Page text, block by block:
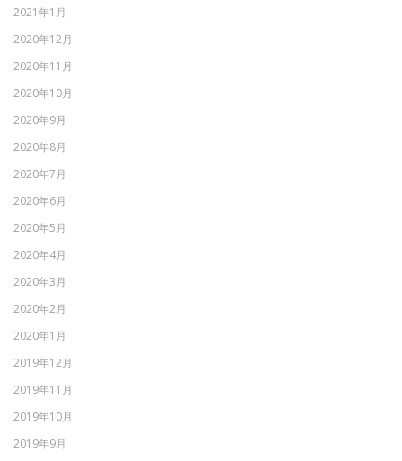
2021年1月
2020年12月
2020年11月
2020年10月
2020年9月
2020年8月
2020年7月
2020年6月
2020年5月
2020年4月
2020年3月
2020年2月
2020年1月
2019年12月
2019年11月
2019年10月
2019年9月